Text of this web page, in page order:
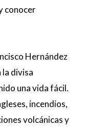
conocer
Hernández
divisa
una vida fácil.
incendios,
volcánicas y